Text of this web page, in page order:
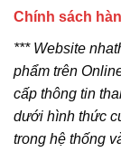
Chính sách
*** Website
phẩm trên
cấp thông tin
dưới hình thức
trong hệ thống